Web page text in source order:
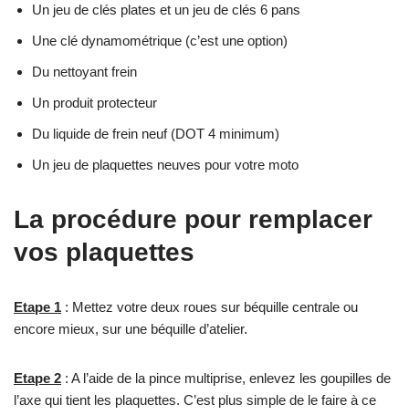
Un jeu de clés plates et un jeu de clés 6 pans
Une clé dynamométrique (c’est une option)
Du nettoyant frein
Un produit protecteur
Du liquide de frein neuf (DOT 4 minimum)
Un jeu de plaquettes neuves pour votre moto
La procédure pour remplacer
vos plaquettes
Etape 1 : Mettez votre deux roues sur béquille centrale ou
encore mieux, sur une béquille d’atelier.
Etape 2 : A l’aide de la pince multiprise, enlevez les goupilles de
l’axe qui tient les plaquettes. C’est plus simple de le faire à ce